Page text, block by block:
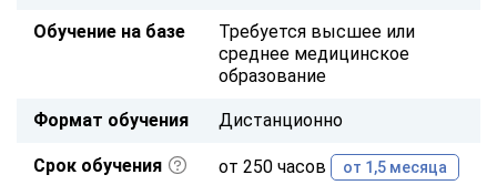
Обучение на базе
Требуется высшее или
среднее медицинское
образование
Формат обучения Дистанционно
Срок обучения от 250 часов от 1,5 месяца